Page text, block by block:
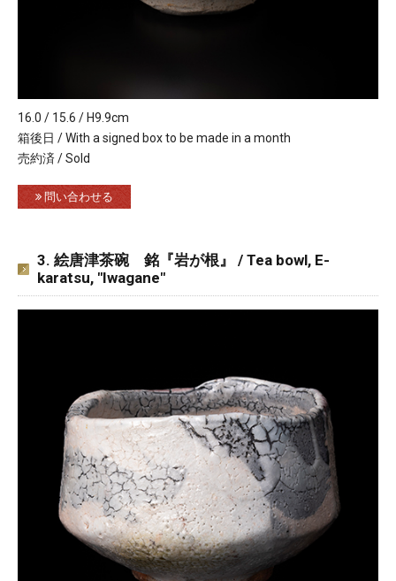
16.0 / 15.6 / H9.9cm
箱後日 / With a signed box to be made in a month
売約済 / Sold
問い合わせる
3. 絵唐津茶碗 銘『岩が根』 / Tea bowl, E-
karatsu, "Iwagane"